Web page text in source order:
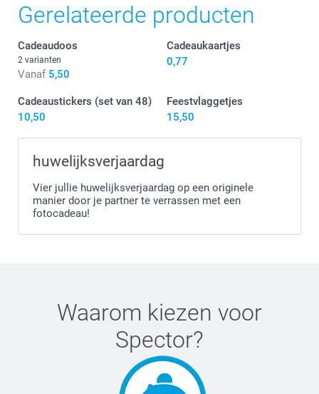
Gerelateerde producten
Cadeaudoos
2 varianten
Vanaf 5,50
Cadeaukaartjes
0,77
Cadeaustickers (set van 48)
10,50
Feestvlaggetjes
15,50
huwelijksverjaardag
Vier jullie huwelijksverjaardag op een originele
manier door je partner te verrassen met een
fotocadeau!
Waarom kiezen voor
Spector?